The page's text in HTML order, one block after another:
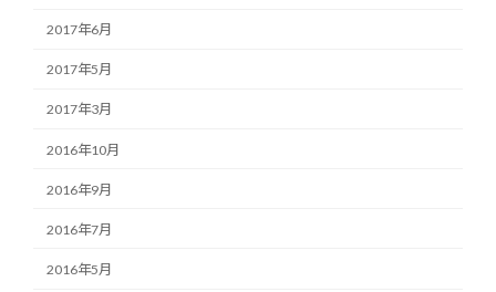
2017年6月
2017年5月
2017年3月
2016年10月
2016年9月
2016年7月
2016年5月